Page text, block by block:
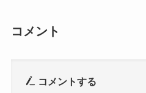
コメント
コメントする